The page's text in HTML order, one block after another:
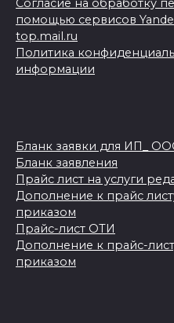
Согласие на обработку
помощью сервисов
top.mail.ru
Политика
информации
Бланк заявки для ИП_
Бланк заявления
Прайс лист на услуги
Дополнение к прайс
приказом
Прайс-лист ОТИ
Дополнение к прайс-
приказом